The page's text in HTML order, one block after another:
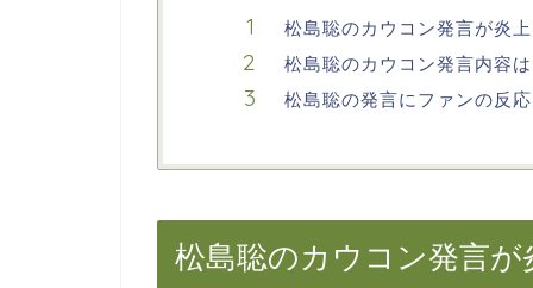
松島聡のカウコン発言が炎
松島聡のカウコン発言内容
松島聡の発言にファンの反
松島聡のカウコン発言